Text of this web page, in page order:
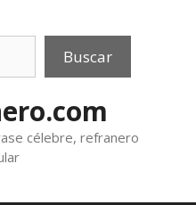
Buscar
célebre, refranero